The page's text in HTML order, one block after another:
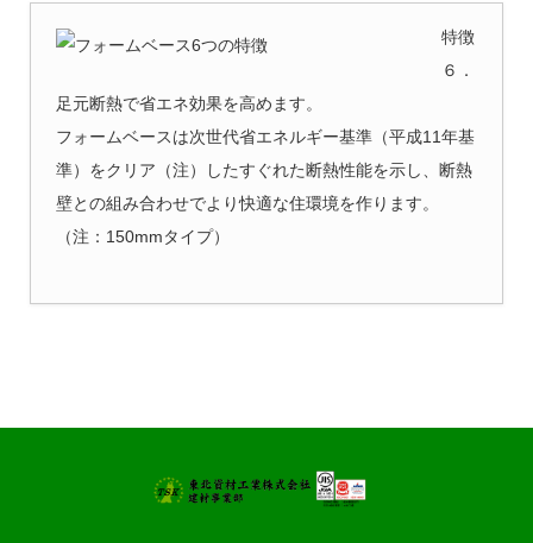
特徴
６．
足元断熱で省エネ効果を高めます。
フォームベースは次世代省エネルギー基準（平成11年基
準）をクリア（注）したすぐれた断熱性能を示し、断熱
壁との組み合わせでより快適な住環境を作ります。
（注：150mmタイプ）